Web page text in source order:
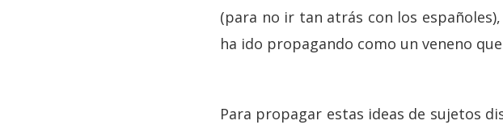
(para no ir tan atrás con los
ha ido propagando como un veneno
Para propagar estas ideas de sujetos